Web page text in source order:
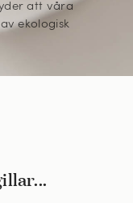
att våra
ekologisk